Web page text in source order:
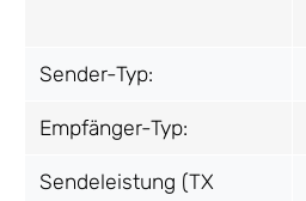
Sender-Typ:
Empfänger-Typ:
Sendeleistung (TX